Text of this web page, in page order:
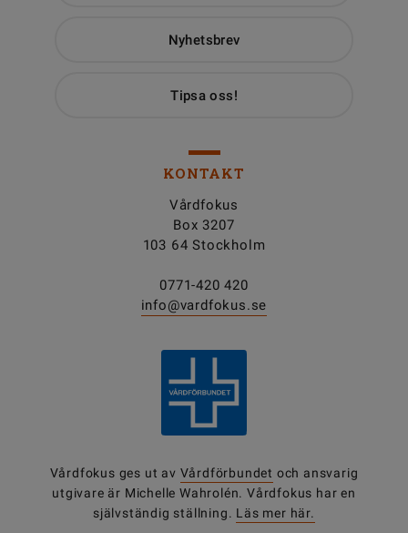
Nyhetsbrev
Tipsa oss!
KONTAKT
Vårdfokus
Box 3207
103 64 Stockholm
0771-420 420
info@vardfokus.se
Vårdfokus ges ut av Vårdförbundet och ansvarig
utgivare är Michelle Wahrolén. Vårdfokus har en
självständig ställning. Läs mer här.